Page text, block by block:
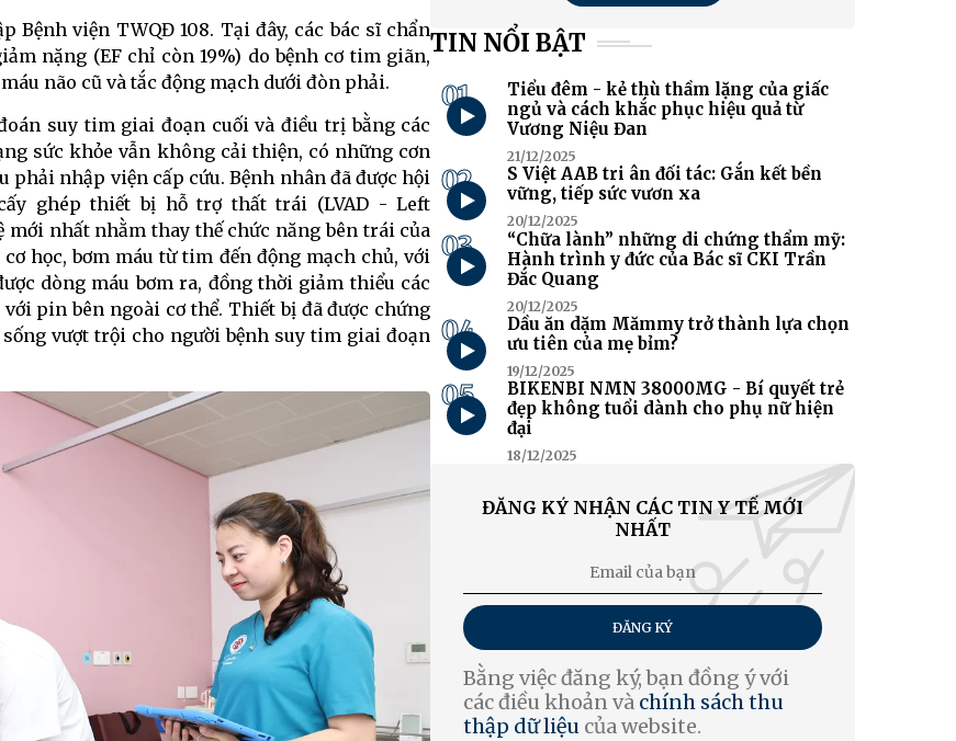
Bệnh viện TWQĐ 108. Tại đây, các bác sĩ chẩn
nặng (EF chỉ còn 19%) do bệnh cơ tim giãn,
não cũ và tắc động mạch dưới đòn phải.
suy tim giai đoạn cuối và điều trị bằng các
sức khỏe vẫn không cải thiện, có những cơn
nhập viện cấp cứu. Bệnh nhân đã được hội
ghép thiết bị hỗ trợ thất trái (LVAD - Left
mới nhất nhằm thay thế chức năng bên trái của
học, bơm máu từ tim đến động mạch chủ, với
dòng máu bơm ra, đồng thời giảm thiểu các
pin bên ngoài cơ thể. Thiết bị đã được chứng
vượt trội cho người bệnh suy tim giai đoạn
TIN NỔI BẬT
01
Tiểu đêm - kẻ thù thầm lặng của giấc
ngủ và cách khắc phục hiệu quả từ
Vương Niệu Đan
21/12/2025
02
S Việt AAB tri ân đối tác: Gắn kết bền
vững, tiếp sức vươn xa
20/12/2025
03
“Chữa lành” những di chứng thẩm mỹ:
Hành trình y đức của Bác sĩ CKI Trần
Đắc Quang
20/12/2025
04
Dầu ăn dặm Mămmy trở thành lựa chọn
ưu tiên của mẹ bỉm?
19/12/2025
05
BIKENBI NMN 38000MG - Bí quyết trẻ
đẹp không tuổi dành cho phụ nữ hiện
đại
18/12/2025
ĐĂNG KÝ NHẬN CÁC TIN Y TẾ MỚI
NHẤT
ĐĂNG KÝ
Bằng việc đăng ký, bạn đồng ý với
các điều khoản và chính sách thu
thập dữ liệu của website.